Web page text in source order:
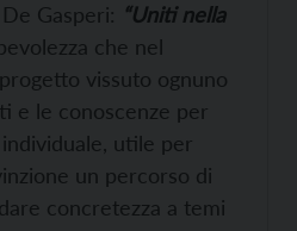
Gasperi: “Uniti nella
che nel
vissuto ognuno
e le conoscenze per
utile per
un percorso di
concretezza a temi